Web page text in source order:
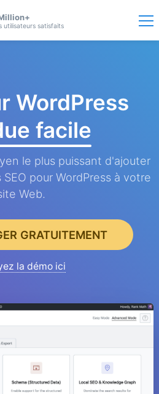
utilisateurs satisfaits
WordPress
facile
le plus puissant d'ajouter
SEO pour WordPress à votre
Web.
GRATUITEMENT
la démo ici